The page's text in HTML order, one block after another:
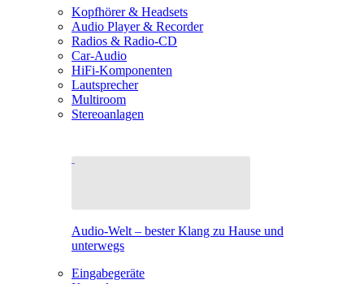
Kopfhörer & Headsets
Audio Player & Recorder
Radios & Radio-CD
Car-Audio
HiFi-Komponenten
Lautsprecher
Multiroom
Stereoanlagen
Audio-Welt – bester Klang zu Hause und
unterwegs
Eingabegeräte